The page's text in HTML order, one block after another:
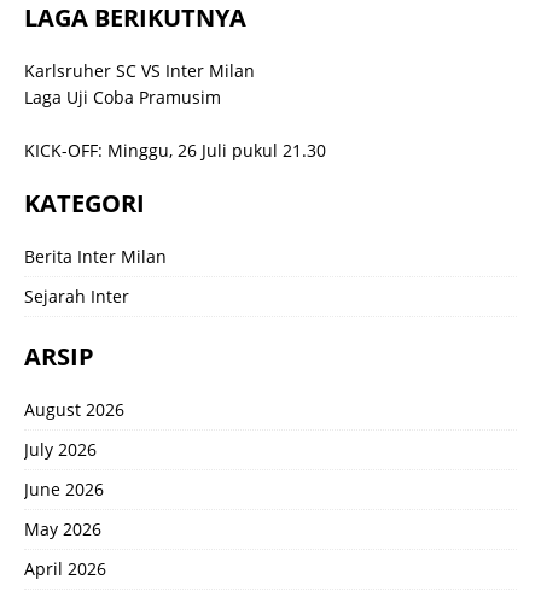
LAGA BERIKUTNYA
Karlsruher SC VS Inter Milan
Laga Uji Coba Pramusim
KICK-OFF: Minggu, 26 Juli pukul 21.30
KATEGORI
Berita Inter Milan
Sejarah Inter
ARSIP
August 2026
July 2026
June 2026
May 2026
April 2026